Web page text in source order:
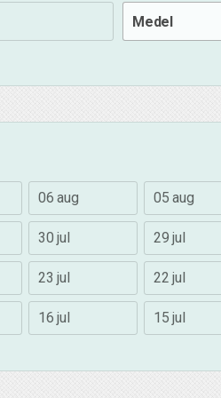
Medel
06 aug 05 aug
30 jul 29 jul
23 jul 22 jul
16 jul 15 jul